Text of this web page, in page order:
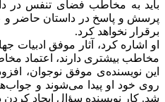
باید به مخاطب فضای تنفس در
پرسش و پاسخ در داستان حاضر و
برقرار نخواهد کرد.
او اشاره کرد، آثار موفق ادبیات
مخاطب بیشتری دارند، اعتماد
این نویسنده‌ی موفق نوجوان،
روی خود او پیدا می‌شوند و
شد. کار نویسنده سؤال ایجاد